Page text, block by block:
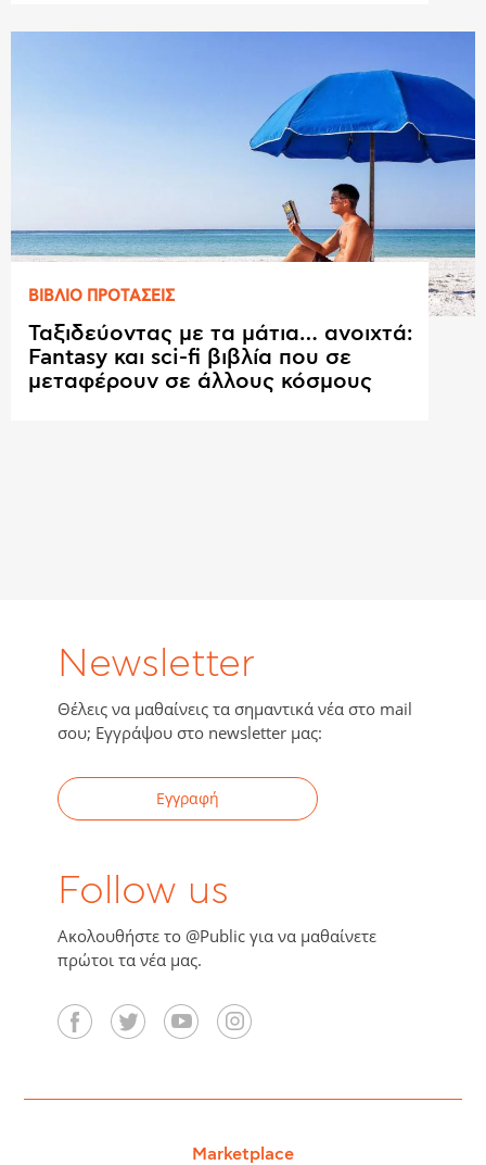
ΒΙΒΛΙΟ ΠΡΟΤAΣΕΙΣ
Ταξιδεύοντας με τα μάτια… ανοιχτά:
Fantasy και sci-fi βιβλία που σε
μεταφέρουν σε άλλους κόσμους
Marketplace
Newsletter
Θέλεις να μαθαίνεις τα σημαντικά νέα στο mail
σου; Εγγράψου στο newsletter μας:
Εγγραφή
Follow us
Ακολουθήστε το @Public για να μαθαίνετε
πρώτοι τα νέα μας.